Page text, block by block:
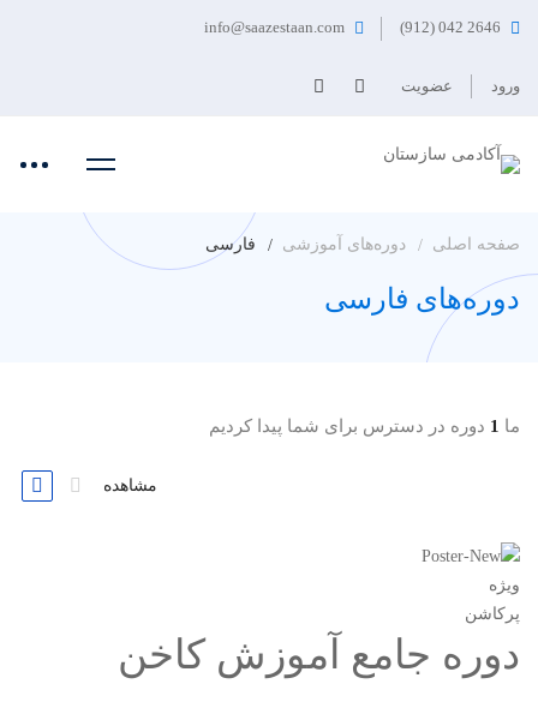
2646 042 (912)
info@saazestaan.com
ورود عضویت
صفحه اصلی دوره‌های آموزشی فارسی
دوره‌های فارسی
ما 1 دوره در دسترس برای شما پیدا کردیم
مشاهده
ویژه
پرکاشن
دوره جامع آموزش کاخن